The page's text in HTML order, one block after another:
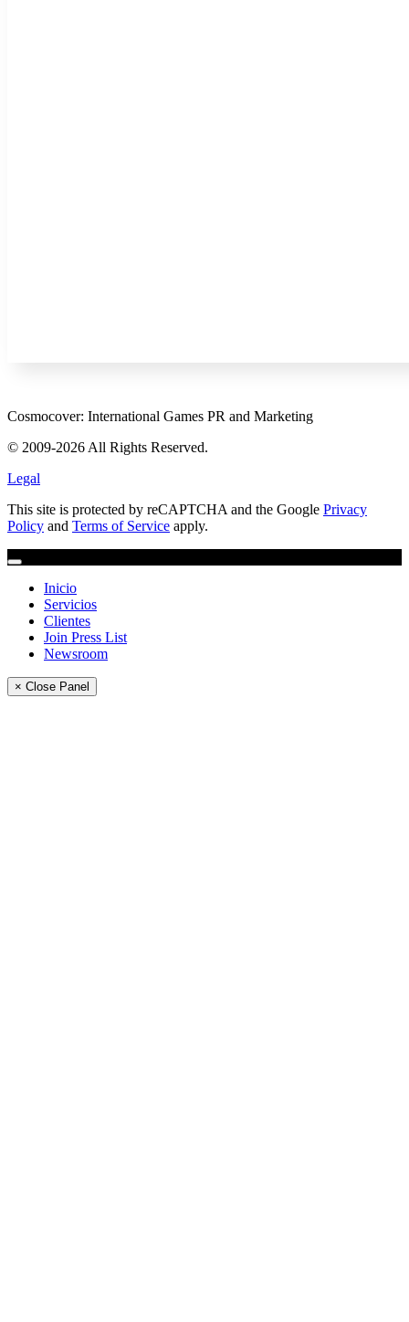
Cosmocover: International Games PR and Marketing
© 2009-2026 All Rights Reserved.
Legal
This site is protected by reCAPTCHA and the Google Privacy
Policy and Terms of Service apply.
Inicio
Servicios
Clientes
Join Press List
Newsroom
× Close Panel